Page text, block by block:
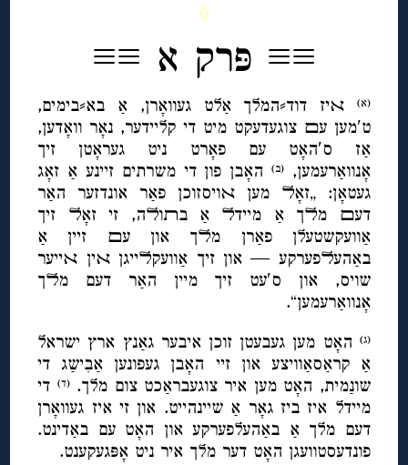
◊
≡≡ פּרק א ≡≡
(א)
ﬡיז דוד⸗המלך אַלט געוואָרן, אַ בא⸗בימים,
ט′מען עﬦ צוגעדעקט מיט די קליידער, נאָר וואָדען,
אַז ס′האָט עם פאָרט ניט געראָטן זיך
אָנוואַרעמען,(ב) האָבן פון די משרתים זיינע אַ זאָג
געטאָן: „זאָﬥ מען ﬡויסזוכן פאַר אונדזער האַר
דעﬦ מﬥך אַ מיידﬥ אַ בﬨוﬥה, זי זאָﬥ זיך
אַוועקשטעלן פאַרן מﬥך און עﬦ זיין אַ
באַהעﬥפערקע — און זיך אַוועקﬥייגן ﬡין ﬡייער
שויס, און ס′עט זיך מיין האַר דעם מﬥך
אָנוואַרעמען“.
(ג) האָט מען געבעטן זוכן איבער גאַנץ ארץ ישראל
אַ קראַסאַוויצע און זיי האָבן געפונען אַבִישַג די
שונַמית, האָט מען איר צוגעבראַכט צום מלך.(ד) די
מיידל איז ביז גאָר אַ שיינהייט. און זי איז געוואָרן
דעם מלך אַ באַהעלפערקע און האָט עם באַדינט.
פונדעסטוועגן האָט דער מלך איר ניט אָפּגעקענט.